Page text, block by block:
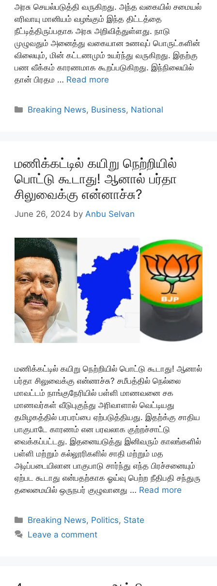
அரசு செயல்படுத்தி வருகிறது. அந்த வகையில் சமையல்
எரிவாயு மானியம் வழங்கும் இந்த திட்டத்தை
நீட்டித்திருப்பதாக அரசு அறிவித்துள்ளது. நாடு
முழுவதும் அனைத்து வகையான உணவுப் பொருட்களின்
விலையும், மின் கட்டணமும் உயர்ந்து வருகிறது. இதற்கு
பண வீக்கம் காரணமாக கூறப்படுகிறது. இந்நிலையில்
தான் பிரதம … Read more
Categories
Breaking News, Business, National
மணிக்கட்டில் கயிறு நெற்றியில்
பொட்டு கூடாது! ஆனால் பர்தா
சிலுவைக்கு என்னாச்சு?
June 26, 2024 by Anbu Selvan
மணிக்கட்டில் கயிறு நெற்றியில் பொட்டு கூடாது! ஆனால்
பர்தா சிலுவைக்கு என்னாச்சு? சமீபத்தில் நெல்லை
மாவட்டம் நாங்குநேரியில் பள்ளி மாணவனை சக
மாணவர்கள் வீடுபுகுந்து அரிவாளால் வெட்டியது
தமிழகத்தில் பரபரப்பை ஏற்படுத்தியது. இதற்க்கு சாதிய
பாகுபாடே காரணம் என பரவலாக குற்றச்சாட்டு
வைக்கப்பட்டது. இதனையடுத்து இனிவரும் காலங்களில்
பள்ளி மற்றும் கல்லூரிகளில் சாதி மற்றும் மத
அடிப்படையிலான பாகுபாடு சார்ந்து எந்த பிரச்சனையும்
ஏற்பட கூடாது என்பதற்காக ஓய்வு பெற்ற நீதிபதி சந்துரு
தலைமையில் ஒருநபர் குழுவானது … Read more
Categories
Breaking News, Politics, State
Leave a comment